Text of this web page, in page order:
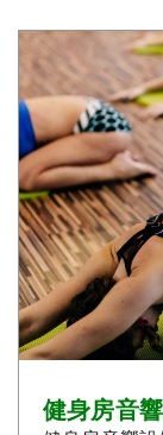
健身房音